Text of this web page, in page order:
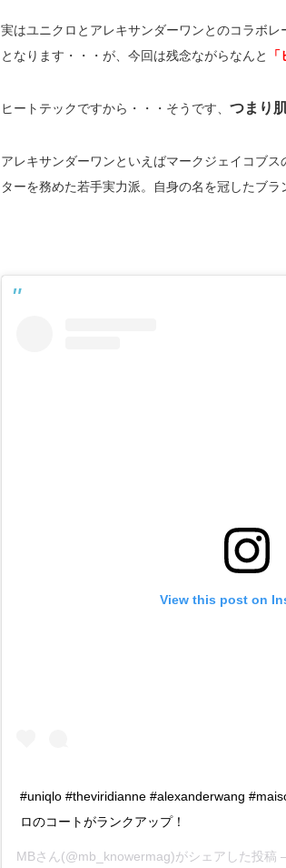
実はユニクロとアレキサンダーワンとのコラボ
となります・・・が、今回は残念ながらなんと
ヒートテックですから・・・そうです、 つまり
アレキサンダーワンといえばマークジェイコブ
ターを務めた若手実力派。自身の名を冠したブ
View this post on
#uniqlo #theviridianne #alexanderwang
ロのコートがランクアップ！
MBさん(@mb_knowermag)がシェアした投稿